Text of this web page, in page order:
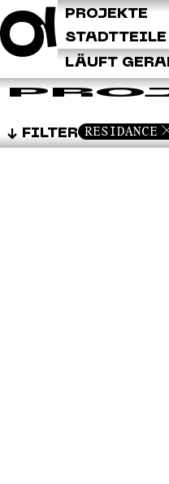
PROJEKTE
STADTTEILE
LÄUFT
FILTER RESIDANCE